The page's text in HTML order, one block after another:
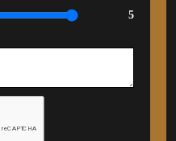
5